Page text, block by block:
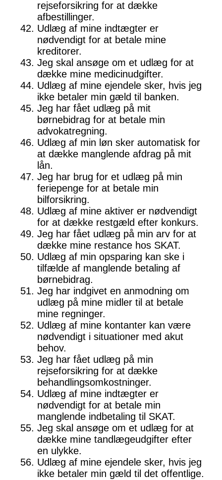
rejseforsikring for at dække
afbestillinger.
Udlæg af mine indtægter er
nødvendigt for at betale mine
kreditorer.
Jeg skal ansøge om et udlæg for at
dække mine medicinudgifter.
Udlæg af mine ejendele sker, hvis jeg
ikke betaler min gæld til banken.
Jeg har fået udlæg på mit
børnebidrag for at betale min
advokatregning.
Udlæg af min løn sker automatisk for
at dække manglende afdrag på mit
lån.
Jeg har brug for et udlæg på min
feriepenge for at betale min
bilforsikring.
Udlæg af mine aktiver er nødvendigt
for at dække restgæld efter konkurs.
Jeg har fået udlæg på min arv for at
dække mine restance hos SKAT.
Udlæg af min opsparing kan ske i
tilfælde af manglende betaling af
børnebidrag.
Jeg har indgivet en anmodning om
udlæg på mine midler til at betale
mine regninger.
Udlæg af mine kontanter kan være
nødvendigt i situationer med akut
behov.
Jeg har fået udlæg på min
rejseforsikring for at dække
behandlingsomkostninger.
Udlæg af mine indtægter er
nødvendigt for at betale min
manglende indbetaling til SKAT.
Jeg skal ansøge om et udlæg for at
dække mine tandlægeudgifter efter
en ulykke.
Udlæg af mine ejendele sker, hvis jeg
ikke betaler min gæld til det offentlige.